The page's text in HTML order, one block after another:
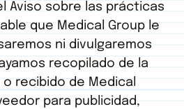
Aviso sobre las prácticas
que Medical Group le
ni divulgaremos
recopilado de la
recibido de Medical
para publicidad,